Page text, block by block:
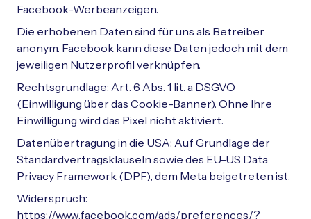
Facebook-Werbeanzeigen.
Die erhobenen Daten sind für uns als Betreiber
anonym. Facebook kann diese Daten jedoch mit dem
jeweiligen Nutzerprofil verknüpfen.
Rechtsgrundlage: Art. 6 Abs. 1 lit. a DSGVO
(Einwilligung über das Cookie-Banner). Ohne Ihre
Einwilligung wird das Pixel nicht aktiviert.
Datenübertragung in die USA: Auf Grundlage der
Standardvertragsklauseln sowie des EU-US Data
Privacy Framework (DPF), dem Meta beigetreten ist.
Widerspruch:
https://www.facebook.com/ads/preferences/?